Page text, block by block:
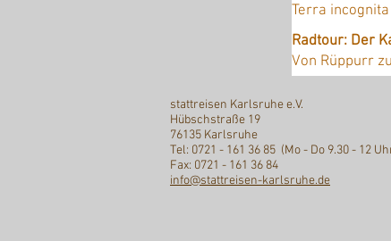
Terra
Radtour: Der
Von Rüppurr
stattreisen Karlsruhe e.V.
Hübschstraße 19
76135 Karlsruhe
Tel: 0721 - 161 36 85 (Mo - Do 9.30 - 12
Fax: 0721 - 161 36 84
info@stattreisen-karlsruhe.de